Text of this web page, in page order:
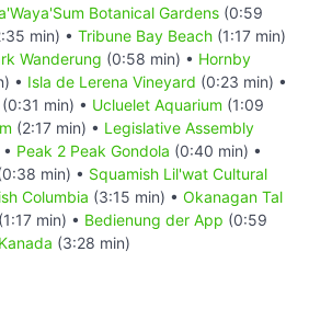
Botanical Gardens (0:59
min) • Tribune Bay Beach (1:17 min)
Wanderung (0:58 min) • Hornby
• Isla de Lerena Vineyard (0:23 min) •
(0:31 min) • Ucluelet Aquarium (1:09
(2:17 min) • Legislative Assembly
Peak 2 Peak Gondola (0:40 min) •
min) • Squamish Lil'wat Cultural
Columbia (3:15 min) • Okanagan Tal
(1:17 min) • Bedienung der App (0:59
(3:28 min)